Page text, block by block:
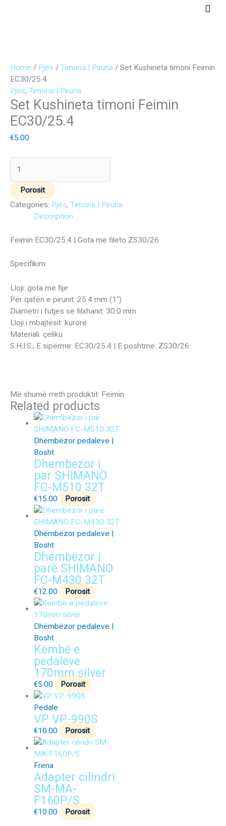
Main
Home / Pjes / Timona | Piruna / Set Kushineta timoni Feimin
EC30/25.4
Pjes, Timona | Piruna
Set Kushineta timoni Feimin
EC30/25.4
€5.00
Kushineta
timoni
Feimin
EC30/25.4
quantity
Porosit
Categories: Pjes, Timona | Piruna
Description
Feimin EC30/25.4 | Gota me fileto ZS30/26
Specifikim:
Lloji: gota me fije
Për qafën e pirunit: 25.4 mm (1″)
Diametri i futjes së filxhanit: 30.0 mm
Lloji i mbajtësit: kurorë
Materiali: çeliku
S.H.I.S.; E sipërme: EC30/25.4 | E poshtme: ZS30/26
Më shumë rreth produktit: Feimin
Related products
Dhëmbëzor pedaleve |
Bosht
Dhembezor i
par SHIMANO
FC-M510 32T
€15.00 Porosit
Dhëmbëzor pedaleve |
Bosht
Dhembëzor i
parë SHIMANO
FC-M430 32T
€12.00 Porosit
Dhëmbëzor pedaleve |
Bosht
Këmbë e
pedaleve
170mm silver
€5.00 Porosit
Pedale
VP VP-990S
€10.00 Porosit
Frena
Adapter cilindri
SM-MA-
F160P/S
€10.00 Porosit